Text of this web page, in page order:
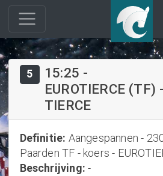
5 15:25 -
EUROTIERCE (TF) -
TIERCE
Definitie: Aangespannen -
Paarden TF - koers -
Beschrijving: -